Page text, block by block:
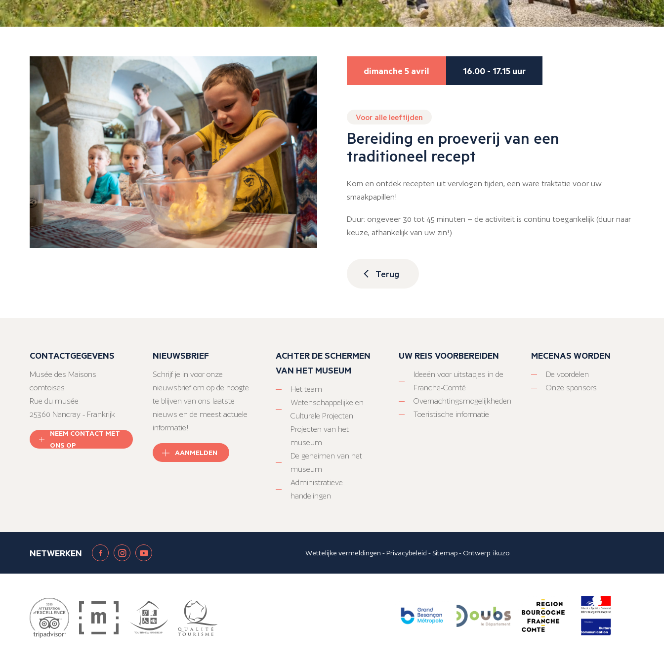
dimanche 5 avril 16.00 - 17.15 uur
Voor alle leeftijden
Bereiding en proeverij van een
traditioneel recept
Kom en ontdek recepten uit vervlogen tijden, een ware traktatie voor uw
smaakpapillen!
Duur: ongeveer 30 tot 45 minuten – de activiteit is continu toegankelijk (duur naar
keuze, afhankelijk van uw zin!)
Terug
CONTACTGEGEVENS
Musée des Maisons
comtoises
Rue du musée
25360 Nancray - Frankrijk
NEEM CONTACT MET
ONS OP
NIEUWSBRIEF
Schrijf je in voor onze
nieuwsbrief om op de hoogte
te blijven van ons laatste
nieuws en de meest actuele
informatie!
AANMELDEN
ACHTER DE SCHERMEN
VAN HET MUSEUM
Het team
Wetenschappelijke en
Culturele Projecten
Projecten van het
museum
De geheimen van het
museum
Administratieve
handelingen
UW REIS VOORBEREIDEN
Ideeën voor uitstapjes in de
Franche-Comté
Overnachtingsmogelijkheden
Toeristische informatie
MECENAS WORDEN
De voordelen
Onze sponsors
NETWERKEN Wettelijke vermeldingen -Privacybeleid - Sitemap- Ontwerp:ikuzo